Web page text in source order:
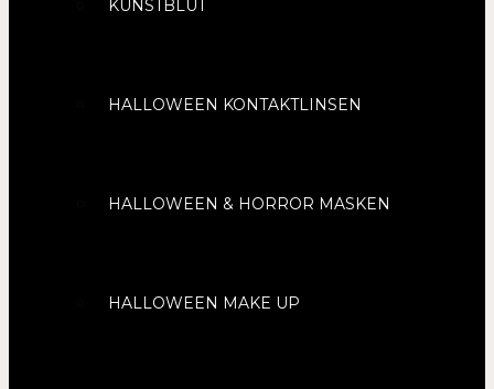
KUNSTBLUT
HALLOWEEN KONTAKTLINSEN
HALLOWEEN & HORROR MASKEN
HALLOWEEN MAKE UP